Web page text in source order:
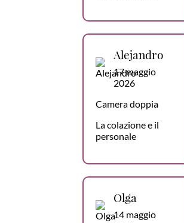
Alejandro
17 maggio
2026
Camera doppia
La colazione e il
personale
Olga
14 maggio